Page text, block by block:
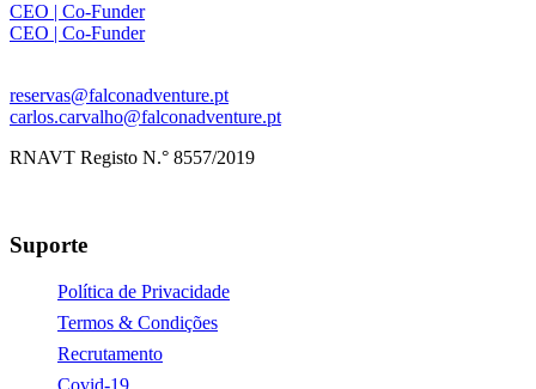
GALERIA
Informação
CEO | Co-Funder
CEO | Co-Funder
reservas@falconadventure.pt
carlos.carvalho@falconadventure.pt
RNAVT Registo N.° 8557/2019
Suporte
Política de Privacidade
Termos & Condições
Recrutamento
Covid-19